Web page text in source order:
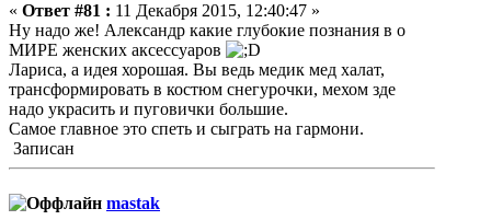
« Ответ #81 : 11 Декабря 2015, 12:40:47 »
Ну надо же! Александр какие глубокие познания в о
МИРЕ женских аксессуаров
Лариса, а идея хорошая. Вы ведь медик мед халат,
трансформировать в костюм снегурочки, мехом зде
надо украсить и пуговички большие.
Самое главное это спеть и сыграть на гармони.
Записан
mastak